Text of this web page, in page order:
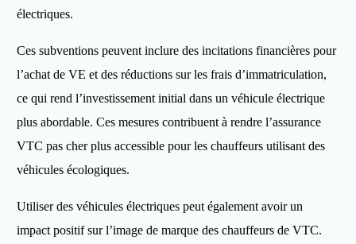
électriques.
Ces subventions peuvent inclure des incitations financières pour
l’achat de VE et des réductions sur les frais d’immatriculation,
ce qui rend l’investissement initial dans un véhicule électrique
plus abordable. Ces mesures contribuent à rendre l’assurance
VTC pas cher plus accessible pour les chauffeurs utilisant des
véhicules écologiques.
Utiliser des véhicules électriques peut également avoir un
impact positif sur l’image de marque des chauffeurs de VTC.